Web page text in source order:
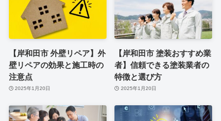
【岸和田市 外壁リペア】外
壁リペアの効果と施工時の
注意点
2025年1月20日
【岸和田市 塗装おすすめ業
者】信頼できる塗装業者の
特徴と選び方
2025年1月20日